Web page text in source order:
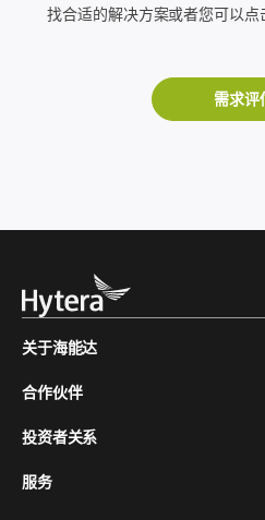
找合适的解决方案或者您可以
需求评
关于海能达
合作伙伴
投资者关系
服务